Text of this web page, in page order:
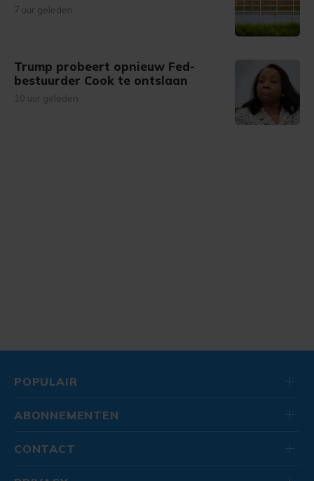
7 uur geleden
Trump probeert opnieuw Fed-
bestuurder Cook te ontslaan
10 uur geleden
POPULAIR
ABONNEMENTEN
CONTACT